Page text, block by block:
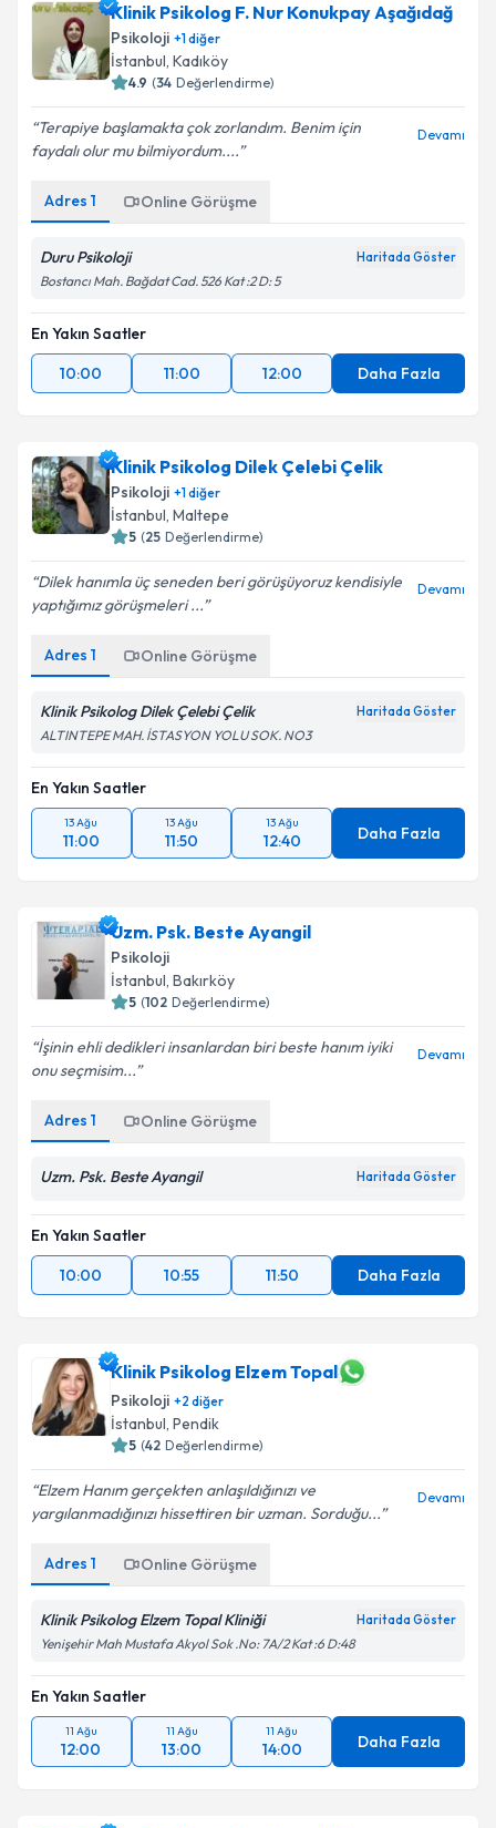
Klinik Psikolog F. Nur Konukpay Aşağıdağ
Psikoloji +1diğer
İstanbul, Kadıköy
4.9 (34 Değerlendirme)
Terapiye başlamakta çok zorlandım. Benim için
faydalı olur mu bilmiyordum....
Devamı
Adres 1 Online Görüşme
Duru Psikoloji Haritada Göster
Bostancı Mah. Bağdat Cad. 526 Kat :2 D: 5
En Yakın Saatler
10:00
11:00 12:00 Daha Fazla
Klinik Psikolog Dilek Çelebi Çelik
Psikoloji +1diğer
İstanbul, Maltepe
5 (25 Değerlendirme)
Dilek hanımla üç seneden beri görüşüyoruz kendisiyle
yaptığımız görüşmeleri ...
Devamı
Adres 1 Online Görüşme
Klinik Psikolog Dilek Çelebi Çelik Haritada Göster
ALTINTEPE MAH. İSTASYON YOLU SOK. NO3
En Yakın Saatler
13 Ağu
11:00
13 Ağu
11:50
13 Ağu
12:40 Daha Fazla
Uzm. Psk. Beste Ayangil
Psikoloji
İstanbul, Bakırköy
5 (102 Değerlendirme)
İşinin ehli dedikleri insanlardan biri beste hanım iyiki
onu seçmisim...
Devamı
Adres 1 Online Görüşme
Uzm. Psk. Beste Ayangil Haritada Göster
En Yakın Saatler
10:00
10:55 11:50 Daha Fazla
Klinik Psikolog Elzem Topal
Psikoloji +2 diğer
İstanbul, Pendik
5 (42 Değerlendirme)
Elzem Hanım gerçekten anlaşıldığınızı ve
yargılanmadığınızı hissettiren bir uzman. Sorduğu...
Devamı
Adres 1 Online Görüşme
Klinik Psikolog Elzem Topal Kliniği Haritada Göster
Yenişehir Mah Mustafa Akyol Sok .No: 7A/2 Kat :6 D:48
En Yakın Saatler
11 Ağu
12:00
11 Ağu
13:00
11 Ağu
14:00 Daha Fazla